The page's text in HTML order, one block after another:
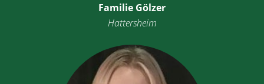
Familie Gölzer
Hattersheim